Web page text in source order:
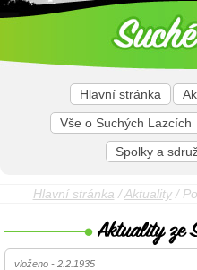
Hlavní stránka
Vše o Suchých Lazcích
Spolky a
Hlavní stránka /Aktuality/
vloženo - 2.2.1935